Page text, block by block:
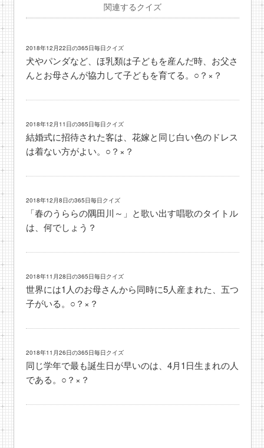
関連するクイズ
2018年12月22日の365日毎日クイズ
犬やパンダなど、ほ乳類は子どもを産んだ時、お父さ
んとお母さんが協力して子どもを育てる。○？×？
2018年12月11日の365日毎日クイズ
結婚式に招待された客は、花嫁と同じ白い色のドレス
は着ない方がよい。○？×？
2018年12月8日の365日毎日クイズ
「春のうららの隅田川～」と歌い出す唱歌のタイトル
は、何でしょう？
2018年11月28日の365日毎日クイズ
世界には1人のお母さんから同時に5人産まれた、五つ
子がいる。○？×？
2018年11月26日の365日毎日クイズ
同じ学年で最も誕生日が早いのは、4月1日生まれの人
である。○？×？